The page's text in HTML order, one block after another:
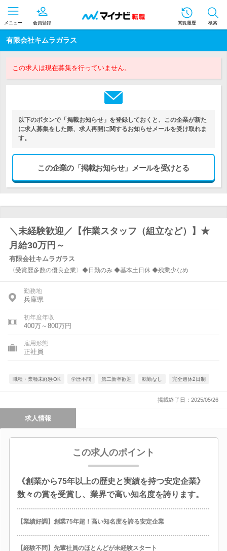
メニュー 会員登録 閲覧履歴 検索
有限会社キムラガラス
この求人は現在募集を行っていません。
以下のボタンで「掲載お知らせ」を登録しておくと、この企業が新た
に求人募集をした際、求人再開に関するお知らせメールを受け取れま
す。
この企業の「掲載お知らせ」メールを受けとる
＼未経験歓迎／【作業スタッフ（組立など）】★
月給30万円～
有限会社キムラガラス
〈受賞歴多数の優良企業〉◆日勤のみ ◆基本土日休 ◆残業少なめ
勤務地
兵庫県
初年度年収
400万～800万円
雇用形態
正社員
職種・業種未経験OK 学歴不問 第二新卒歓迎 転勤なし 完全週休2日制
掲載終了日：2025/05/26
求人情報
この求人のポイント
《創業から75年以上の歴史と実績を持つ安定企業》
数々の賞を受賞し、業界で高い知名度を誇ります。
【業績好調】創業75年超！高い知名度を誇る安定企業
【経験不問】先輩社員のほとんどが未経験スタート